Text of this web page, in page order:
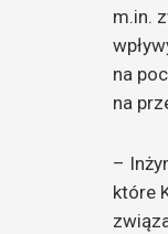
m.in.
na
na
–
które